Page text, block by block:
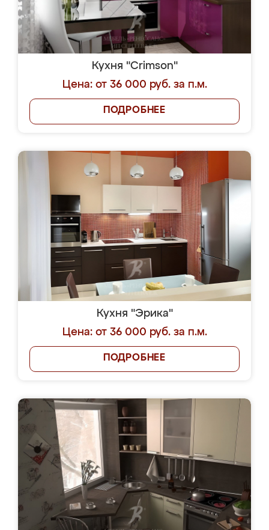
Кухня "Crimson"
Цена: от 36 000 руб. за п.м.
ПОДРОБНЕЕ
Кухня "Эрика"
Цена: от 36 000 руб. за п.м.
ПОДРОБНЕЕ